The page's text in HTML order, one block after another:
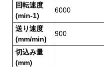
回転速度
(min-1)
6000
送り速度
(mm/min)
900
切込み量
(mm)